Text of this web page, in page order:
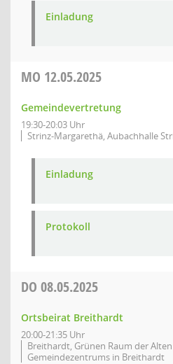
Einladung
MO 12.05.2025
Gemeindevertretung
19:30-20:03 Uhr
Strinz-Margarethä, Aubachhalle
Einladung
Protokoll
DO 08.05.2025
Ortsbeirat Breithardt
20:00-21:35 Uhr
Breithardt, Grünen Raum der
Gemeindezentrums in Breithardt